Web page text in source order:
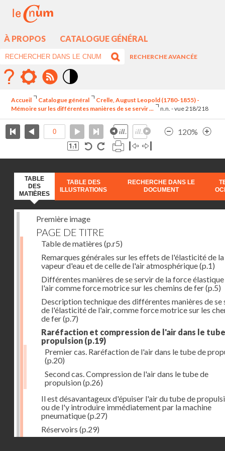
À PROPOS CATALOGUE GÉNÉRAL
RECHERCHE AVANCÉE
élévé
Accueil Catalogue général
Crelle, August Leopold (1780-1855) -
Mémoire sur les différentes manières de se servir ...
n.n. - vue 218/218
120%
TABLE
DES
MATIÈRES
TABLE DES
ILLUSTRATIONS
RECHERCHE DANS LE
DOCUMENT
Première image
PAGE DE TITRE
Table de matières (p.r5)
Remarques générales sur les effets de l'élasticité de la
vapeur d'eau et de celle de l'air atmosphérique(p.1)
Différentes manières de se servir de la force
l'air comme force motrice sur les chemins de fer(p.5)
Description technique des différentes manières de se
de l'élasticité de l'air, comme force motrice sur les
de fer(p.7)
Raréfaction et compression de l'air dans le
propulsion (p.19)
Premier cas. Raréfaction de l'air dans le tube de
(p.20)
Second cas. Compression de l'air dans le tube de
propulsion(p.26)
Il est désavantageux d'épuiser l'air du tube de
ou de l'y introduire immédiatement par la machine
pneumatique(p.27)
Réservoirs (p.29)